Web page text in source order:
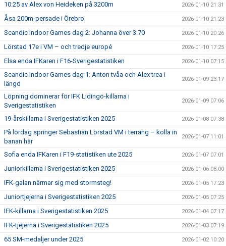
10:25 av Alex von Heideken på 3200m 2026-01-10 21:31
Åsa 200m-persade i Örebro 2026-01-10 21:23
Scandic Indoor Games dag 2: Johanna över 3.70 2026-01-10 20:26
Lörstad 17e i VM – och tredje europé 2026-01-10 17:25
Elsa enda IFKaren i F16-Sverigestatistiken 2026-01-10 07:15
Scandic Indoor Games dag 1: Anton tvåa och Alex trea i
längd
2026-01-09 23:17
Löpning dominerar för IFK Lidingö-killarna i
Sverigestatistiken
2026-01-09 07:06
19-årskillarna i Sverigestatistiken 2025 2026-01-08 07:38
På lördag springer Sebastian Lörstad VM i terräng – kolla in
banan här
2026-01-07 11:01
Sofia enda IFKaren i F19-statistiken ute 2025 2026-01-07 07:01
Juniorkillarna i Sverigestatistiken 2025 2026-01-06 08:00
IFK-galan närmar sig med stormsteg! 2026-01-05 17:23
Juniortjejerna i Sverigestatistiken 2025 2026-01-05 07:25
IFK-killarna i Sverigestatistiken 2025 2026-01-04 07:17
IFK-tjejerna i Sverigestatistiken 2025 2026-01-03 07:19
65 SM-medaljer under 2025 2026-01-02 10:20